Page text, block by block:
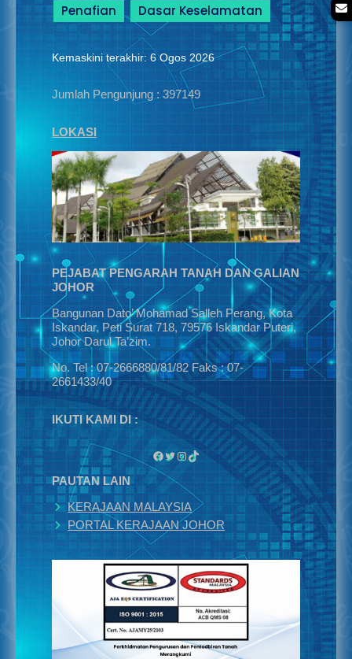
Penafian Dasar Keselamatan
Kemaskini terakhir: 6 Ogos 2026
Jumlah Pengunjung :397149
LOKASI
PEJABAT PENGARAH TANAH DAN GALIAN
JOHOR
Bangunan Dato’ Mohamad Salleh Perang, Kota
Iskandar, Peti Surat 718, 79576 Iskandar Puteri,
Johor Darul Ta’zim.
No. Tel : 07-2666880/81/82 Faks : 07-
2661433/40
IKUTI KAMI DI :
Facebook
Twitter
Instagram
TikTok
PAUTAN LAIN
KERAJAAN MALAYSIA
PORTAL KERAJAAN JOHOR